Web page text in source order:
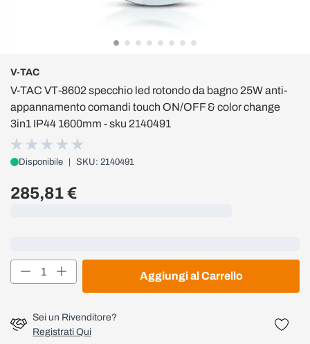
V-TAC
V-TAC VT-8602 specchio led rotondo da bagno 25W anti-
appannamento comandi touch ON/OFF & color change
3in1 IP44 1600mm - sku 2140491
Disponibile SKU: 2140491
285,81 €
Quantità
Aggiungi al Carrello
Sei un Rivenditore?
Registrati Qui